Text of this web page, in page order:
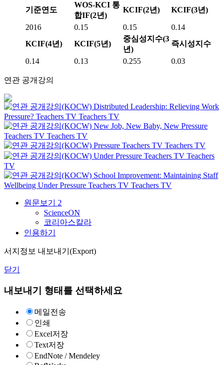
기준연도
WOS-KCI 통
합IF(2년)
KCIF(2년) KCIF(3년)
2016 0.15 0.15
0.14
KCIF(4년)
KCIF(5년)
중심성지수(3
년)
즉시성지수
0.14 0.13 0.255 0.03
연관 공개강의
Distributed Leadership: Relieving Work
Pressure? Teachers TV Teachers TV
New Job, New Baby, New Pressure
Teachers TV Teachers TV
Pressure Teachers TV Teachers TV
Under Pressure Teachers TV Teachers
TV
School Improvement: Maintaining Staff
Wellbeing Under Pressure Teachers TV Teachers TV
원문보기 2
ScienceON
코리아스칼라
인용하기
서지정보 내보내기(Export)
닫기
내보내기 형태를 선택하세요
메일전송
인쇄
Excel저장
Text저장
EndNote / Mendeley